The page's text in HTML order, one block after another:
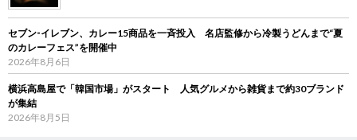
セブン‐イレブン、カレー15商品を一斉投入 名店監修から冷製うどんまで“夏
のカレーフェス”を開催中
2026年8月6日
横浜高島屋で「韓国市場」がスタート 人気グルメから雑貨まで約30ブランド
が集結
2026年8月5日